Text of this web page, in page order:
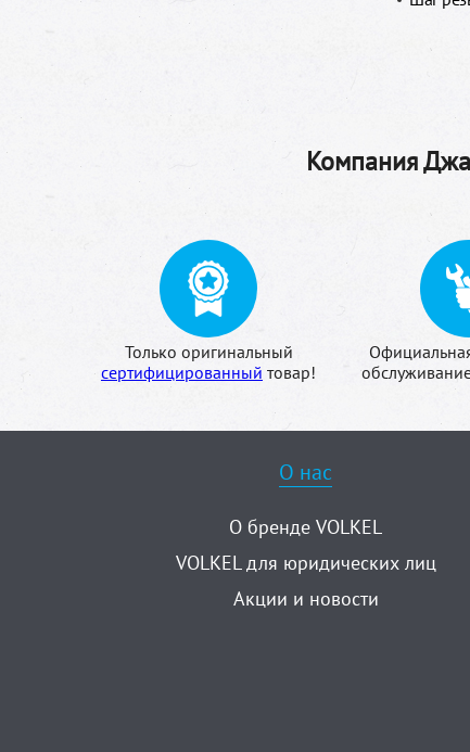
Компания
Только оригинальный
сертифицированный товар!
О нас
О бренде VOLKEL
VOLKEL для юридических лиц
Акции и новости